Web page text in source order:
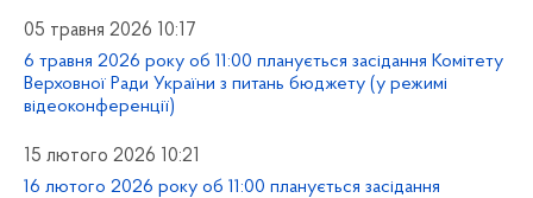
05 травня 2026 10:17
6 травня 2026 року об 11:00 планується засідання Комітету
Верховної Ради України з питань бюджету (у режимі
відеоконференції)
15 лютого 2026 10:21
16 лютого 2026 року об 11:00 планується засідання